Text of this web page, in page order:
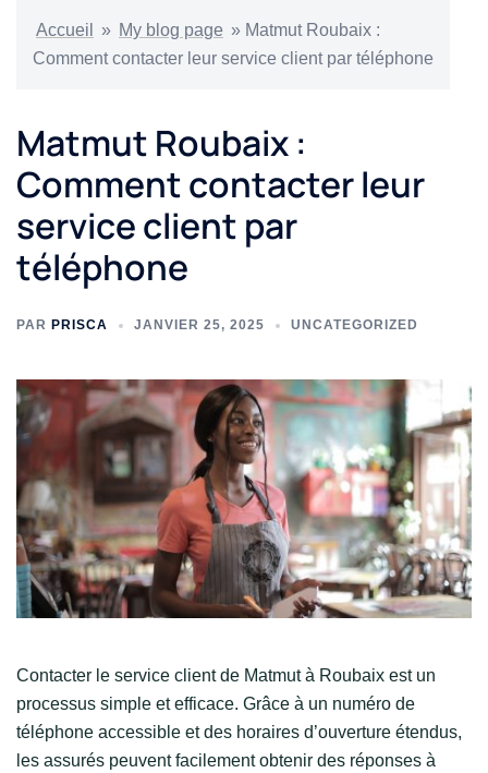
Accueil » My blog page » Matmut Roubaix :
Comment contacter leur service client par téléphone
Matmut Roubaix :
Comment contacter leur
service client par
téléphone
PAR PRISCA JANVIER 25, 2025 UNCATEGORIZED
Contacter le service client de Matmut à Roubaix est un
processus simple et efficace. Grâce à un numéro de
téléphone accessible et des horaires d’ouverture étendus,
les assurés peuvent facilement obtenir des réponses à